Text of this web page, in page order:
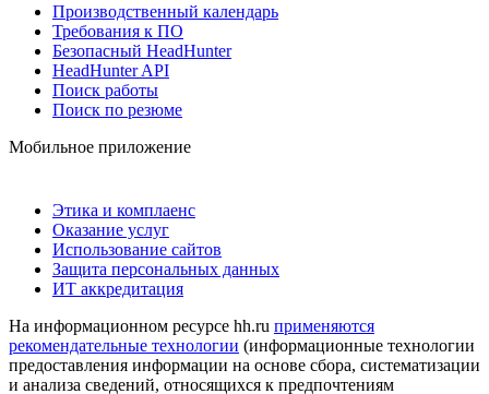
Производственный календарь
Требования к ПО
Безопасный HeadHunter
HeadHunter API
Поиск работы
Поиск по резюме
Мобильное приложение
Этика и комплаенс
Оказание услуг
Использование сайтов
Защита персональных данных
ИТ аккредитация
На информационном ресурсе hh.ru применяются
рекомендательные технологии (информационные технологии
предоставления информации на основе сбора, систематизации
и анализа сведений, относящихся к предпочтениям